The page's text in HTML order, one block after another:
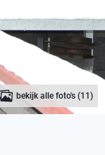
bekijk alle foto's (11)